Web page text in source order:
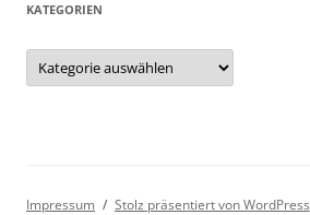
KATEGORIEN
Kategorien
Impressum Stolz präsentiert von WordPress